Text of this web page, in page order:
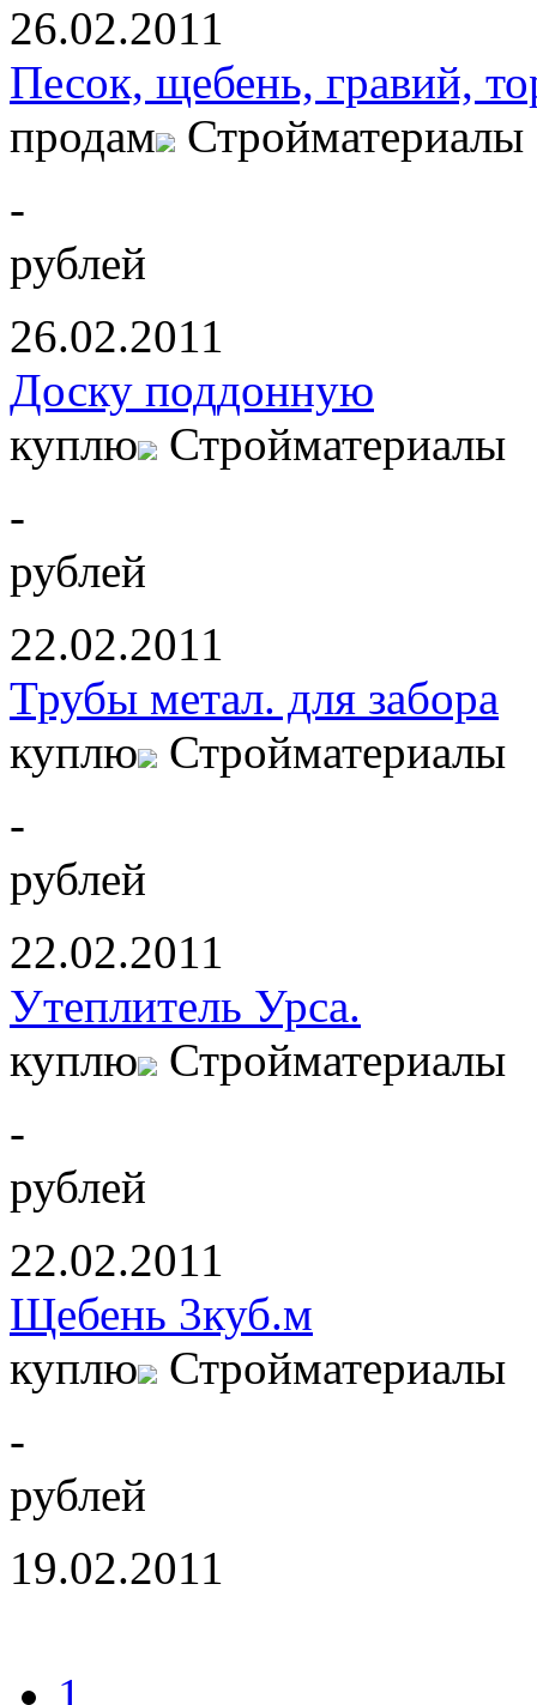
26.02.2011
Песок, щебень, гравий,
продам
Стройматериалы
-
рублей
26.02.2011
Доску поддонную
куплю
Стройматериалы
-
рублей
22.02.2011
Трубы метал. для забора
куплю
Стройматериалы
-
рублей
22.02.2011
Утеплитель Урса.
куплю
Стройматериалы
-
рублей
22.02.2011
Щебень 3куб.м
куплю
Стройматериалы
-
рублей
19.02.2011
1